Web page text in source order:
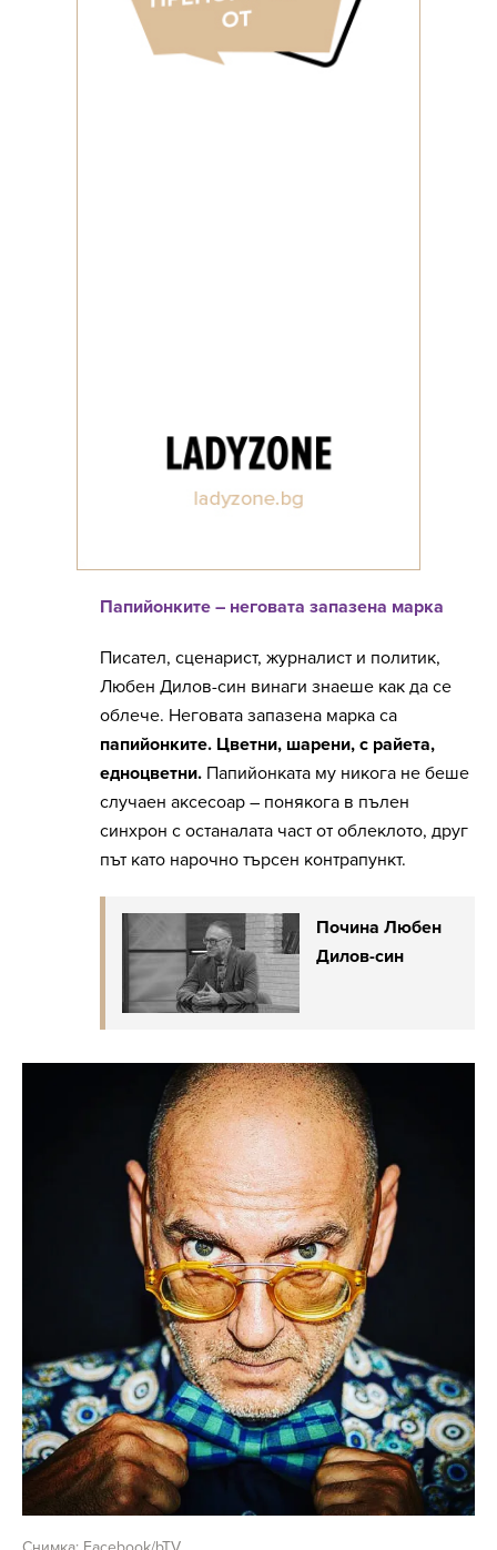
Папийонките – неговата запазена марка
Писател, сценарист, журналист и политик,
Любен Дилов-син винаги знаеше как да се
облече. Неговата запазена марка са
папийонките. Цветни, шарени, с райета,
едноцветни. Папийонката му никога не беше
случаен аксесоар – понякога в пълен
синхрон с останалата част от облеклото, друг
път като нарочно търсен контрапункт.
Почина Любен
Дилов-син